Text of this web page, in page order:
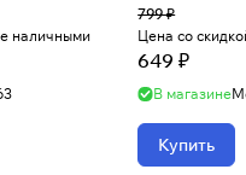
наличными
799 ₽
Цена со
649 ₽
В магазине
Купить